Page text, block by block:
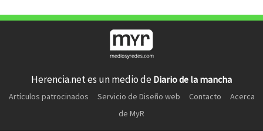
Herencia.net es un medio de Diario de la mancha
Artículos patrocinados Servicio de Diseño web Contacto
Acerca
de MyR